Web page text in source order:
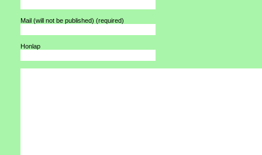
Mail (will not be published) (required)
Honlap